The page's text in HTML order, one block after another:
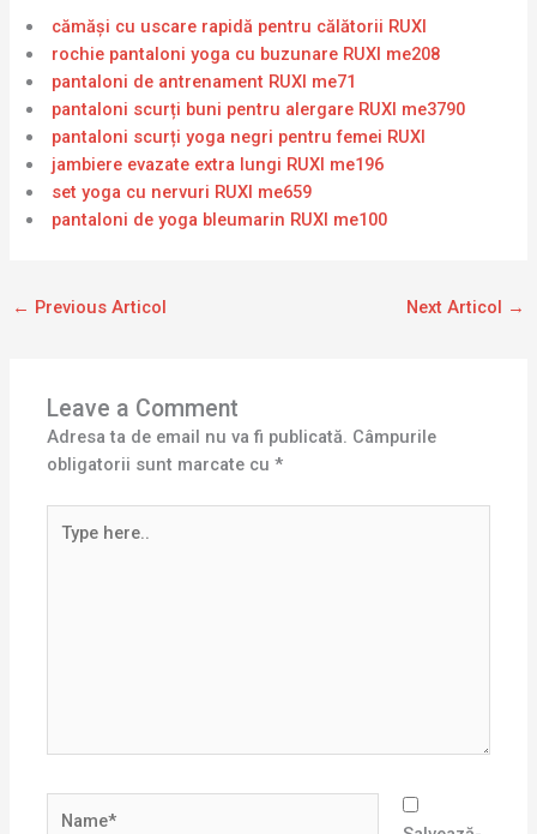
cămăși cu uscare rapidă pentru călătorii RUXI
rochie pantaloni yoga cu buzunare RUXI me208
pantaloni de antrenament RUXI me71
pantaloni scurți buni pentru alergare RUXI me3790
pantaloni scurți yoga negri pentru femei RUXI
jambiere evazate extra lungi RUXI me196
set yoga cu nervuri RUXI me659
pantaloni de yoga bleumarin RUXI me100
← Previous Articol Next Articol →
Leave a Comment
Adresa ta de email nu va fi publicată. Câmpurile
obligatorii sunt marcate cu*
here..